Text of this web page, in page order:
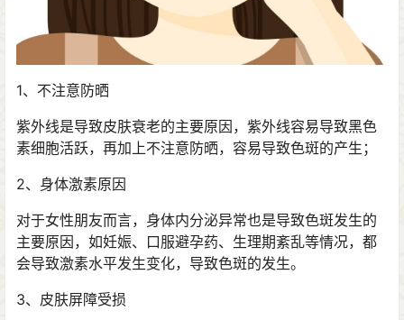
1、不注意防晒
紫外线是导致皮肤衰老的主要原因，紫外线容易导致黑色
素细胞活跃，再加上不注意防晒，容易导致色斑的产生；
2、身体激素原因
对于女性朋友而言，身体内分泌异常也是导致色斑发生的
主要原因，如妊娠、口服避孕药、生理期紊乱等情况，都
会导致激素水平发生变化，导致色斑的发生。
3、皮肤屏障受损